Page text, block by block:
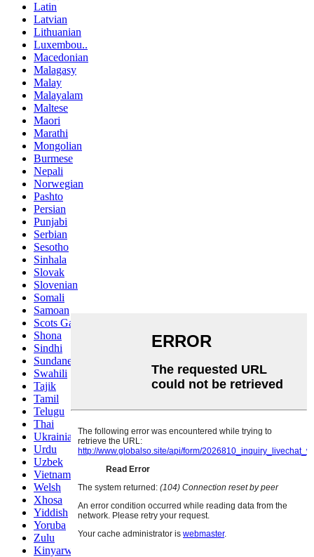
Latin
Latvian
Lithuanian
Luxembou..
Macedonian
Malagasy
Malay
Malayalam
Maltese
Maori
Marathi
Mongolian
Burmese
Nepali
Norwegian
Pashto
Persian
Punjabi
Serbian
Sesotho
Sinhala
Slovak
Slovenian
Somali
Samoan
Scots Gaelic
Shona
Sindhi
Sundanese
Swahili
Tajik
Tamil
Telugu
Thai
Ukrainian
Urdu
Uzbek
Vietnamese
Welsh
Xhosa
Yiddish
Yoruba
Zulu
Kinyarwanda